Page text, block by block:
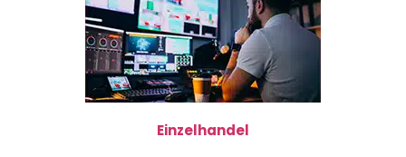
Einzelhandel